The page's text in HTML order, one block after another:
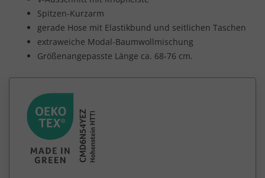
Spitzen-Kurzarm
gerade Hose mit Elastikbund und seitlichen Taschen
extraweiche Modal-Baumwollmischung
Größenangepasste Länge ca. 68-76 cm.